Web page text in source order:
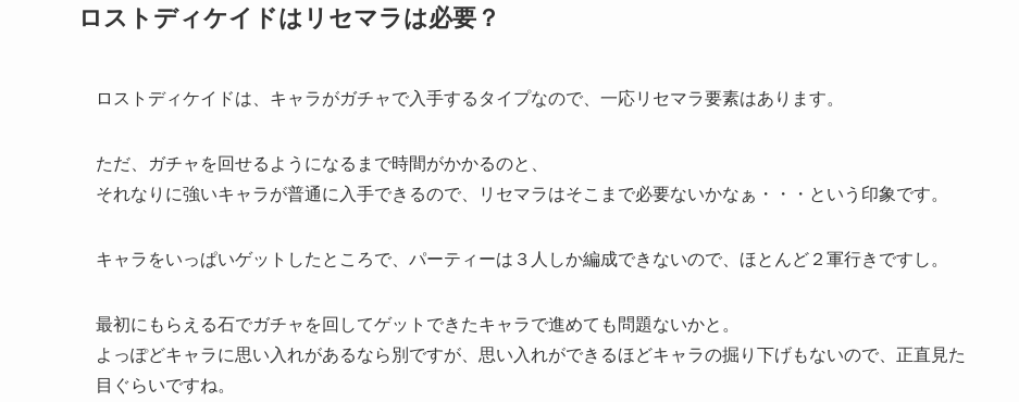
ロストディケイドはリセマラは必要？
ロストディケイドは、キャラがガチャで入手するタイプなので、一応リセマラ要素はあります。
ただ、ガチャを回せるようになるまで時間がかかるのと、
それなりに強いキャラが普通に入手できるので、リセマラはそこまで必要ないかなぁ・・・という印象です。
キャラをいっぱいゲットしたところで、パーティーは３人しか編成できないので、ほとんど２軍行きですし。
最初にもらえる石でガチャを回してゲットできたキャラで進めても問題ないかと。
よっぽどキャラに思い入れがあるなら別ですが、思い入れができるほどキャラの掘り下げもないので、正直見た
目ぐらいですね。